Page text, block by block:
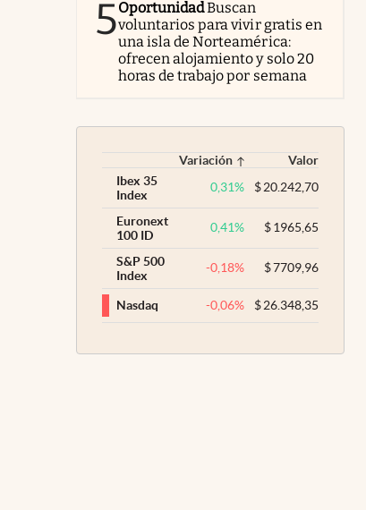
5OportunidadBuscan
voluntarios para vivir gratis en
una isla de Norteamérica:
ofrecen alojamiento y solo 20
horas de trabajo por semana
Variación
Valor
Ibex 35
Index
0,31% $20.242,70
Euronext
100 ID
0,41% $1965,65
S&P 500
Index
-0,18% $7709,96
Nasdaq -0,06% $26.348,35